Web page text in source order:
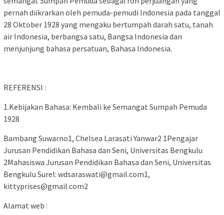
pernah diikrarkan oleh pemuda-pemudi Indonesia pada tanggal
28 Oktober 1928 yang mengaku bertumpah darah satu, tanah
air Indonesia, berbangsa satu, Bangsa Indonesia dan
menjunjung bahasa persatuan, Bahasa Indonesia.
REFERENSI :
1.Kebijakan Bahasa: Kembali ke Semangat Sumpah Pemuda
1928
Bambang Suwarno1, Chelsea Larasati Yanwar2 1Pengajar
Jurusan Pendidikan Bahasa dan Seni, Universitas Bengkulu
2Mahasiswa Jurusan Pendidikan Bahasa dan Seni, Universitas
Bengkulu Surel: wdsaraswati@gmail.com1,
kittyprises@gmail.com2
Alamat web :